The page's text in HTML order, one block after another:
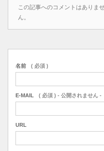
この記事へのコメントはありま
ん。
名前 ( 必須 )
E-MAIL ( 必須 ) - 公開されません -
URL